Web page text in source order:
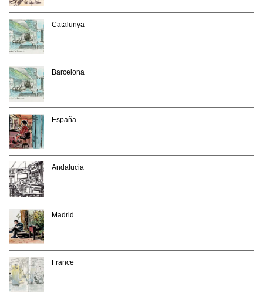
Catalunya
Barcelona
España
Andalucia
Madrid
France